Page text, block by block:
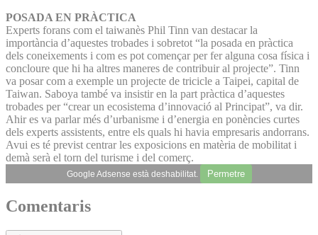
POSADA EN PRÀCTICA
Experts forans com el taiwanès Phil Tinn van destacar la
importància d’aquestes trobades i sobretot “la posada en pràctica
dels coneixements i com es pot començar per fer alguna cosa física i
concloure que hi ha altres maneres de contribuir al projecte”. Tinn
va posar com a exemple un projecte de tricicle a Taipei, capital de
Taiwan. Saboya també va insistir en la part pràctica d’aquestes
trobades per “crear un ecosistema d’innovació al Principat”, va dir.
Ahir es va parlar més d’urbanisme i d’energia en ponències curtes
dels experts assistents, entre els quals hi havia empresaris andorrans.
Avui es té previst centrar les exposicions en matèria de mobilitat i
demà serà el torn del turisme i del comerç.
Google Adsense està deshabilitat. Permetre
Comentaris